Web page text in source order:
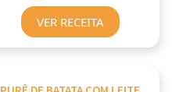
VER RECEITA